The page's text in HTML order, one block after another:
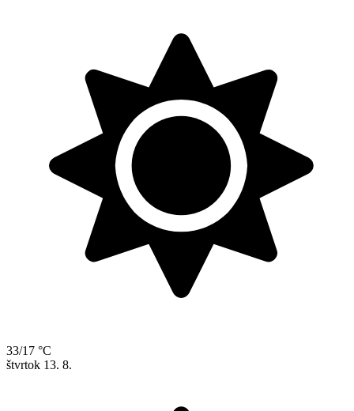
33/17 °C
štvrtok 13. 8.